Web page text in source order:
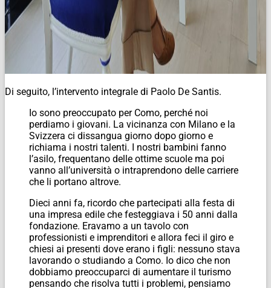
Di seguito, l’intervento integrale di Paolo De Santis.
Io sono preoccupato per Como, perché noi
perdiamo i giovani. La vicinanza con Milano e la
Svizzera ci dissangua giorno dopo giorno e
richiama i nostri talenti. I nostri bambini fanno
l’asilo, frequentano delle ottime scuole ma poi
vanno all’università o intraprendono delle carriere
che li portano altrove.
Dieci anni fa, ricordo che partecipati alla festa di
una impresa edile che festeggiava i 50 anni dalla
fondazione. Eravamo a un tavolo con
professionisti e imprenditori e allora feci il giro e
chiesi ai presenti dove erano i figli: nessuno stava
lavorando o studiando a Como. Io dico che non
dobbiamo preoccuparci di aumentare il turismo
pensando che risolva tutti i problemi, pensiamo